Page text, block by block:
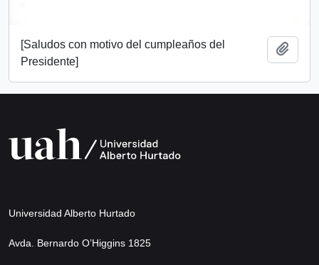
[Saludos con motivo del cumpleaños del
Presidente]
Universidad Alberto Hurtado
Avda. Bernardo O’Higgins 1825